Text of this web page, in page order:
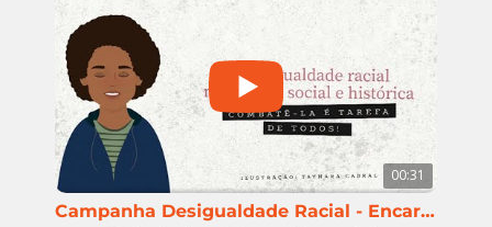
00:31
Campanha Desigualdade Racial - Encarceramento de homens negros